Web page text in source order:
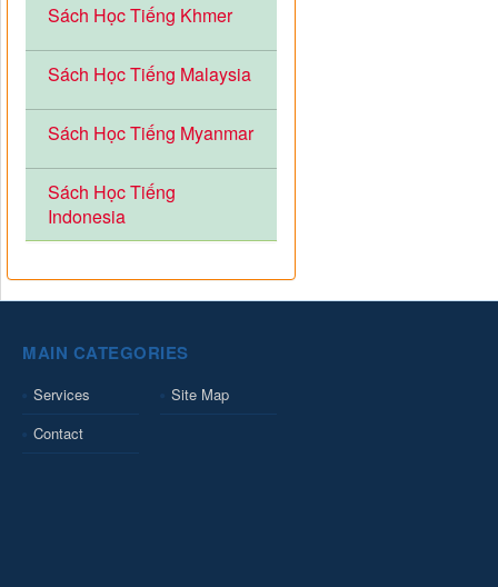
Sách Học Tiếng Khmer
Sách Học Tiếng Malaysia
Sách Học Tiếng Myanmar
Sách Học Tiếng
Indonesia
MAIN CATEGORIES
Services
Site Map
Contact